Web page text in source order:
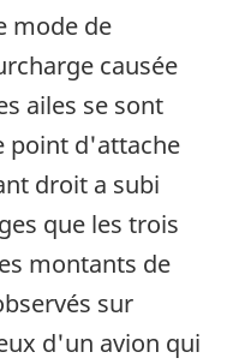
mode de
causée
ailes se sont
point d'attache
droit a subi
que les trois
montants de
sur
d'un avion qui